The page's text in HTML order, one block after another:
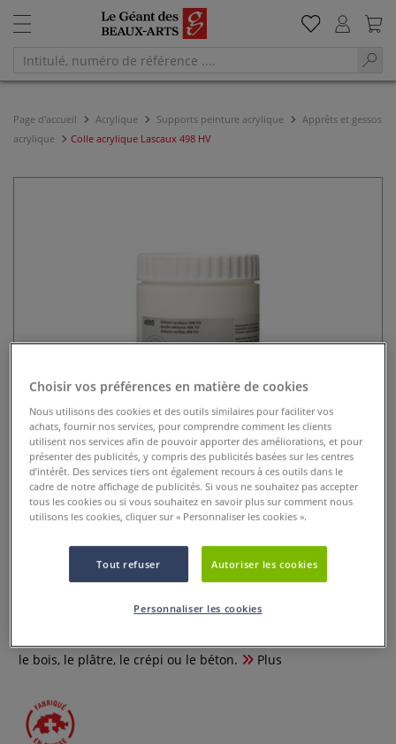
Page d'accueil Acrylique Supports peinture acrylique
Apprêts et gessos
acrylique
Colle acrylique Lascaux 498 HV
Colle acrylique Lascaux 498 HV
2 Commentaires
le bois, le plâtre, le crépi ou le béton.
Plus
Choisir vos préférences en matière de cookies
Nous utilisons des cookies et des outils similaires pour faciliter vos
achats, fournir nos services, pour comprendre comment les clients
utilisent nos services afin de pouvoir apporter des améliorations, et pour
présenter des publicités, y compris des publicités basées sur les centres
d’intérêt. Des services tiers ont également recours à ces outils dans le
cadre de notre affichage de publicités. Si vous ne souhaitez pas accepter
tous les cookies ou si vous souhaitez en savoir plus sur comment nous
utilisons les cookies, cliquer sur « Personnaliser les cookies ».
Tout refuser Autoriser les cookies
Personnaliser les cookies